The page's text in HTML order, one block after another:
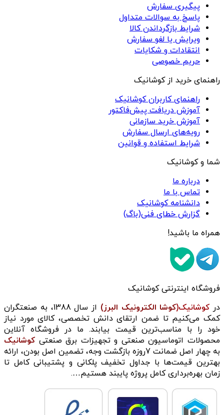
پیگیری سفارش
پاسخ به سوالات متداول
شرایط بازگرداندن کالا
ویرایش یا لغو سفارش
انتقادات و شکایات
حریم خصوصی
راهنمای خرید از کوشانیک
راهنمای کاربران کوشانیک
آموزش دریافت پیش‌فاکتور
آموزش خرید سازمانی
رویه‌های ارسال سفارش
شرایط استفاده و قوانین
شما و کوشانیک
درباره ما
تماس با ما
دانشنامه کوشانیک
گزارش خطای فنی(باگ)
همراه ما باشید!
فروشگاه اینترنتی کوشانیک
در کوشانیک(کوشا الکترونیک البرز)
از سال 1388، به صنعتگران
کمک می‌کنیم تا ضمن ارتقای دانش تخصصی، کالای مورد نیاز
خود را با مناسب‌ترین قیمت بیابند. ما در فروشگاه آنلاین
محصولات اتوماسیون صنعتی و تجهیزات برق صنعتی کوشانیک
به چهار اصل ضمانت 7روزه بازگشت وجه، تضمین اصل بودن، ارائه
بهترین قیمت‌ها با جداول تخفیف پلکانی و پشتیبانی کامل تا
زمان بهره‌برداری کامل پروژه پایبند هستیم….